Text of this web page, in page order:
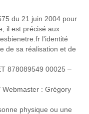
du 21 juin 2004 pour
il est précisé aux
l'identité
de sa réalisation et de
878089549 00025 –
: Grégory
physique ou une